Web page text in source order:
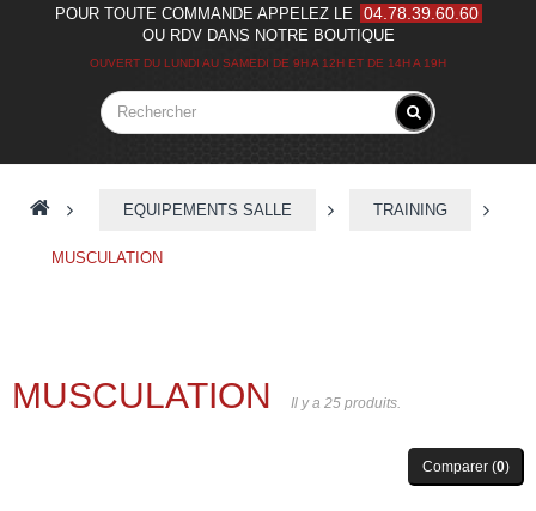
POUR TOUTE COMMANDE APPELEZ LE 04.78.39.60.60
OU RDV DANS NOTRE BOUTIQUE
OUVERT DU LUNDI AU SAMEDI DE 9H A 12H ET DE 14H A 19H
> EQUIPEMENTS SALLE > TRAINING
MUSCULATION
MUSCULATION Il y a 25 produits.
Comparer (0)